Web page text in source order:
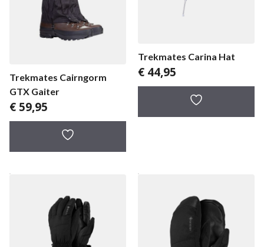
Trekmates Cairngorm
GTX Gaiter
€ 59,95
Trekmates Carina Hat
€ 44,95